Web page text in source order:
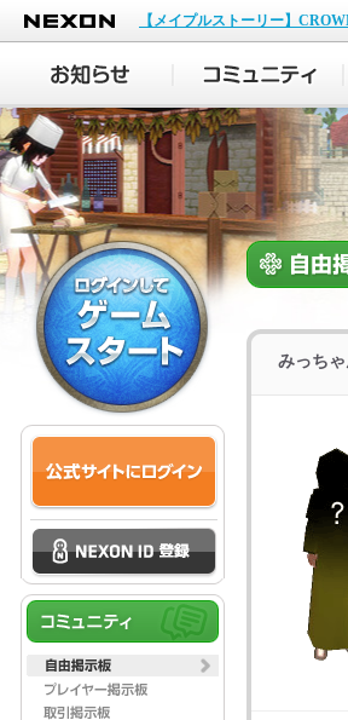
NEXON
【メイプルストーリー】
みっち